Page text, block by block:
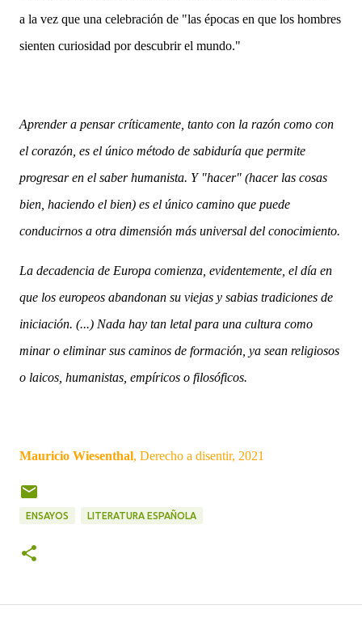
a la vez que una celebración de "las épocas en que los hombres
sienten curiosidad por descubrir el mundo."
Aprender a pensar críticamente, tanto con la razón como con
el corazón, es el único método de sabiduría que permite
progresar en el saber humanista. Y "hacer" (hacer las cosas
bien, haciendo el bien) es el único camino que puede
conducirnos a otra dimensión más universal del conocimiento.
La decadencia de Europa comienza, evidentemente, el día en
que los europeos abandonan su viejas y sabias tradiciones de
iniciación. (...) Nada hay tan letal para una cultura como
minar o eliminar sus caminos de formación, ya sean religiosos
o laicos, humanistas, empíricos o filosóficos.
Mauricio Wiesenthal, Derecho a disentir, 2021
ENSAYOS LITERATURA ESPAÑOLA